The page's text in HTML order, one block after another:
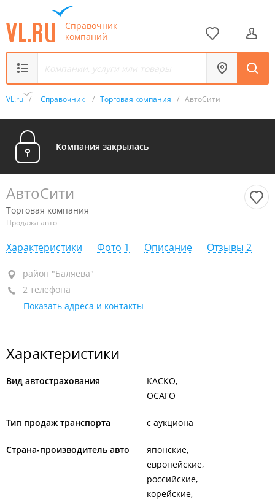
Справочник
компаний
VL.ru / Справочник / Торговая компания / АвтоСити
Компания закрылась
АвтоСити
Торговая компания
Продажа авто
Характеристики Фото 1 Описание Отзывы 2
район "Баляева", ул. Адмирала Юмашева, 22В
+7 (423) 292-44-44
+7 (423) 202-67-05
район "Баляева"
2 телефона
Показать адреса и контакты
Характеристики
Вид автострахования
КАСКО
ОСАГО
Тип продаж транспорта с аукциона
Страна-производитель авто
японские
европейские
российские
корейские